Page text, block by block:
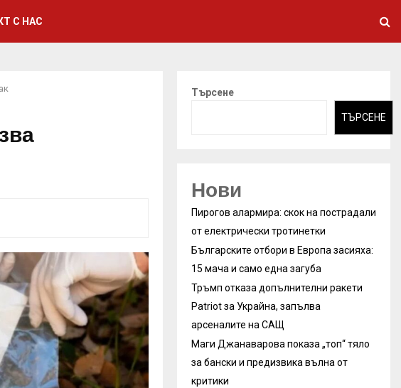
С НАС
Търсене
ТЪРСЕНЕ
Нови
Пирогов алармира: скок на пострадали
от електрически тротинетки
Българските отбори в Европа засияха:
15 мача и само една загуба
Тръмп отказа допълнителни ракети
Patriot за Украйна, запълва
арсеналите на САЩ
Маги Джанаварова показа „топ“ тяло
за бански и предизвика вълна от
критики